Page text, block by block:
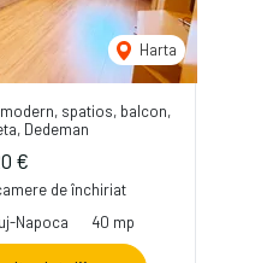
Harta
spatios, balcon,
Dedeman
€
de închiriat
Napoca
40 mp